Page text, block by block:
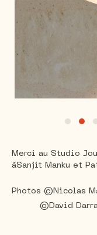
Merci au Studio
àSanjit Manku et
Photos ©Nicolas
©David